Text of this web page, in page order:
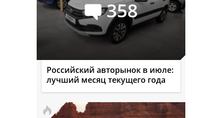
358
Российский авторынок в июле:
лучший месяц текущего года